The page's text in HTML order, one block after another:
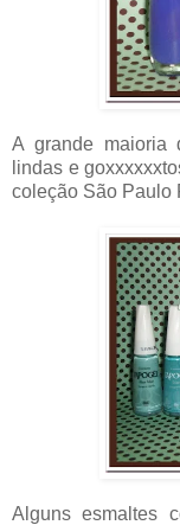
A grande maioria
lindas e
coleção São Paulo
Alguns esmaltes